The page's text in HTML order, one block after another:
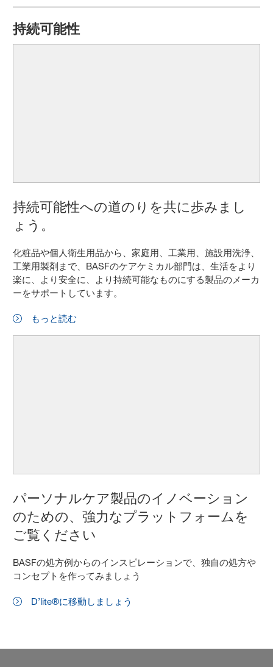
持続可能性
持続可能性への道のりを共に歩みまし
ょう。
化粧品や個人衛生用品から、家庭用、工業用、施設用洗浄、
工業用製剤まで、BASFのケアケミカル部門は、生活をより
楽に、より安全に、より持続可能なものにする製品のメーカ
ーをサポートしています。
もっと読む
パーソナルケア製品のイノベーション
のための、強力なプラットフォームを
ご覧ください
BASFの処方例からのインスピレーションで、独自の処方や
コンセプトを作ってみましょう
D’lite®に移動しましょう